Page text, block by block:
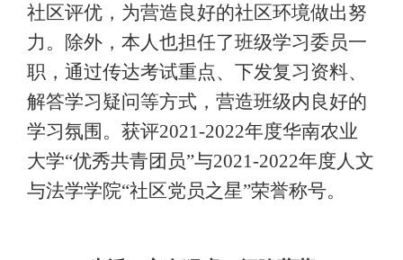
社区评优，为营造良好的社区环境做出努
力。除外，本人也担任了班级学习委员一
职，通过传达考试重点、下发复习资料、
解答学习疑问等方式，营造班级内良好的
学习氛围。获评2021-2022年度华南农业
大学“优秀共青团员”与2021-2022年度人文
与法学学院“社区党员之星”荣誉称号。